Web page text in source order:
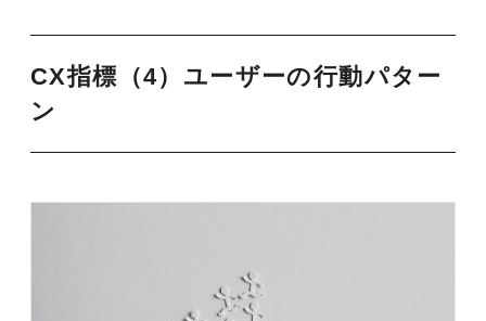
CX指標（4）ユーザーの行動パター
ン